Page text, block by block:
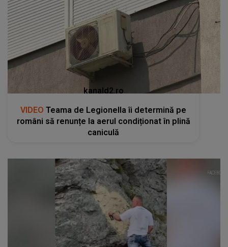
kanald2.ro
VIDEO Teama de Legionella îi determină pe
români să renunțe la aerul condiționat în plină
caniculă